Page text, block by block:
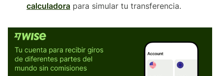
calculadora para simular tu transferencia.